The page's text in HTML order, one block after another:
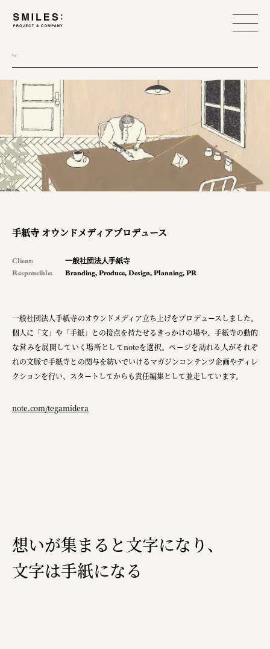
手紙寺 オウンドメディアプロデュース
Client:
一般社団法人手紙寺
Responsible:
Branding,Produce,Design,Planning,PR
一般社団法人手紙寺のオウンドメディア立ち上げをプロデュースしました。
個人に「文」や「手紙」との接点を持たせるきっかけの場や、手紙寺の動的
な営みを展開していく場所としてnoteを選択。ページを訪れる人がそれぞ
れの文脈で手紙寺との関与を紡いでいけるマガジンコンテンツ企画やディレ
クションを行い、スタートしてからも責任編集として並走しています。
note.com/tegamidera
想いが集まると文字になり、
文字は手紙になる